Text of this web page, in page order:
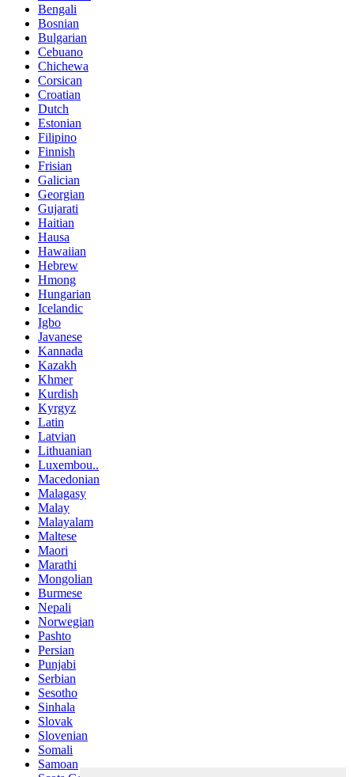
Bengali
Bosnian
Bulgarian
Cebuano
Chichewa
Corsican
Croatian
Dutch
Estonian
Filipino
Finnish
Frisian
Galician
Georgian
Gujarati
Haitian
Hausa
Hawaiian
Hebrew
Hmong
Hungarian
Icelandic
Igbo
Javanese
Kannada
Kazakh
Khmer
Kurdish
Kyrgyz
Latin
Latvian
Lithuanian
Luxembou..
Macedonian
Malagasy
Malay
Malayalam
Maltese
Maori
Marathi
Mongolian
Burmese
Nepali
Norwegian
Pashto
Persian
Punjabi
Serbian
Sesotho
Sinhala
Slovak
Slovenian
Somali
Samoan